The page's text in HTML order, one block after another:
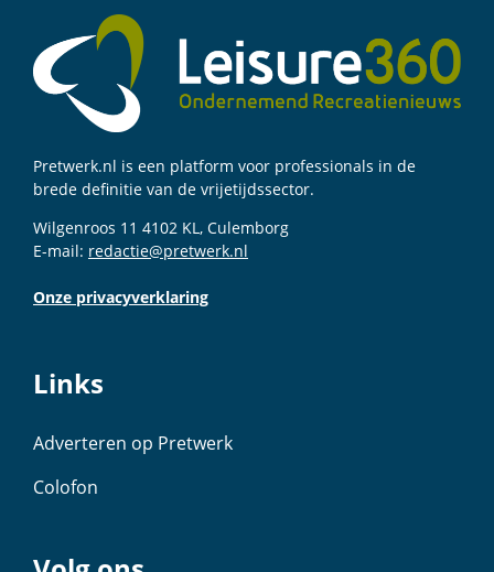
Pretwerk.nl is een platform voor professionals in de
brede definitie van de vrijetijdssector.
Wilgenroos 11 4102 KL, Culemborg
E-mail: redactie@pretwerk.nl
Onze privacyverklaring
Links
Adverteren op Pretwerk
Colofon